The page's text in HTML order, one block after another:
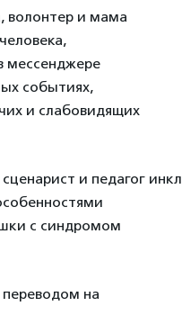
, волонтер и мама
мессенджере
событиях,
и слабовидящих
и педагог
с синдромом
на